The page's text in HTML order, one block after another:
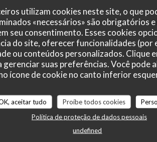
utilizam cookies neste site, o que
«necessários» são obrigatórios
seu consentimento. Esses cookies
do site, oferecer funcionalidades (por
ou conteúdos personalizados. Clique
suas preferências. Você pode
ícone de cookie no canto inferior
aceitar tudo Proíbe todos cookies
Política de proteção de dados pessoais
undefined
Mapa e Contacto